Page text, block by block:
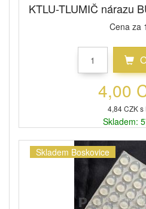
KTLU-TLUMIČ nárazu
Cena za
4,00
4,84 CZK s
Skladem:
Skladem Boskovice